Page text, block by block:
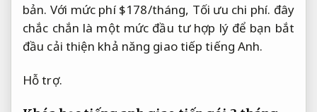
bản. Với mức phí $178/tháng, Tối ưu chi phí. đây
chắc chắn là một mức đầu tư hợp lý để bạn bắt
đầu cải thiện khả năng giao tiếp tiếng Anh.
Hỗ trợ.